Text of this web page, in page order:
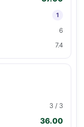
1
6
7.4
3 / 3
36.00